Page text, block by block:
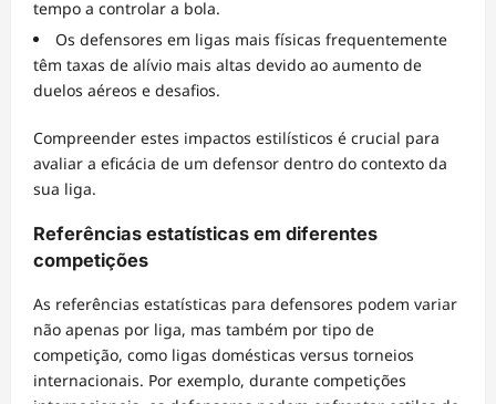
tempo a controlar a bola.
Os defensores em ligas mais físicas frequentemente
têm taxas de alívio mais altas devido ao aumento de
duelos aéreos e desafios.
Compreender estes impactos estilísticos é crucial para
avaliar a eficácia de um defensor dentro do contexto da
sua liga.
Referências estatísticas em diferentes
competições
As referências estatísticas para defensores podem variar
não apenas por liga, mas também por tipo de
competição, como ligas domésticas versus torneios
internacionais. Por exemplo, durante competições